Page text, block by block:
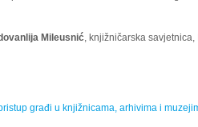
Mileusnić, knjižničarska
građi u knjižnicama, arhivima i